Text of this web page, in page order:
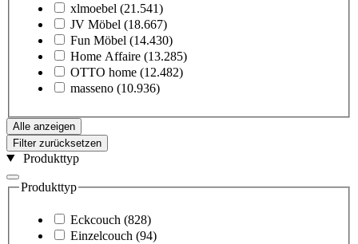
xlmoebel (21.541)
JV Möbel (18.667)
Fun Möbel (14.430)
Home Affaire (13.285)
OTTO home (12.482)
masseno (10.936)
Alle anzeigen
Filter zurücksetzen
Produkttyp
Produkttyp
Eckcouch (828)
Einzelcouch (94)